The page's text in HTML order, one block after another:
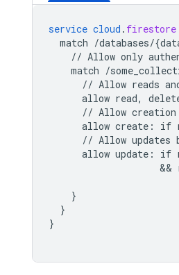
service cloud . firestore
match /databases/
// Allow only
match /
// Allow reads
allow read,
// Allow creation
allow create : if
// Allow updates
allow update : if
&&
}
}
}